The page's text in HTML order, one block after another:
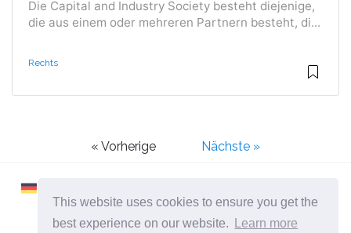
This website uses cookies to ensure you get the
best experience on our website.
Learn more
Die Capital and Industry Society besteht diejenige,
die aus einem oder mehreren Partnern besteht, di...
Rechts
« Vorherige Nächste »